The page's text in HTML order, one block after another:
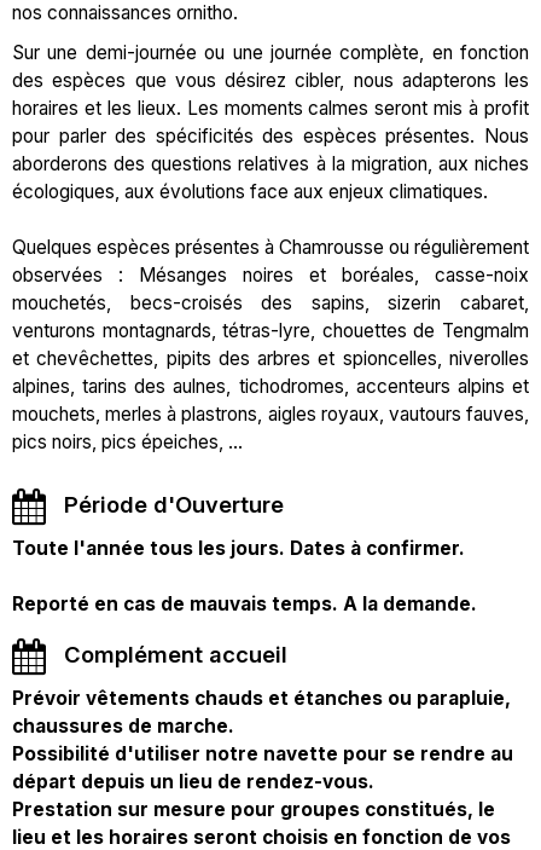
nos connaissances ornitho.
Sur une demi-journée ou une journée complète, en fonction
des espèces que vous désirez cibler, nous adapterons les
horaires et les lieux. Les moments calmes seront mis à profit
pour parler des spécificités des espèces présentes. Nous
aborderons des questions relatives à la migration, aux niches
écologiques, aux évolutions face aux enjeux climatiques.
Quelques espèces présentes à Chamrousse ou régulièrement
observées : Mésanges noires et boréales, casse-noix
mouchetés, becs-croisés des sapins, sizerin cabaret,
venturons montagnards, tétras-lyre, chouettes de Tengmalm
et chevêchettes, pipits des arbres et spioncelles, niverolles
alpines, tarins des aulnes, tichodromes, accenteurs alpins et
mouchets, merles à plastrons, aigles royaux, vautours fauves,
pics noirs, pics épeiches, ...
Période d'Ouverture
Toute l'année tous les jours. Dates à confirmer.
Reporté en cas de mauvais temps. A la demande.
Complément accueil
Prévoir vêtements chauds et étanches ou parapluie,
chaussures de marche.
Possibilité d'utiliser notre navette pour se rendre au
départ depuis un lieu de rendez-vous.
Prestation sur mesure pour groupes constitués, le
lieu et les horaires seront choisis en fonction de vos